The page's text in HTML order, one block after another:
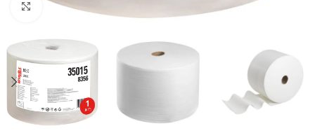
Klikkaa suurentaaksesi